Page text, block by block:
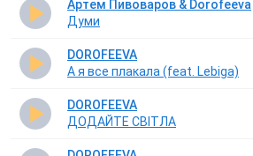
Артем Пивоваров & Dorofeeva
Думи
DOROFEEVA
А я все плакала (feat. Lebiga)
DOROFEEVA
ДОДАЙТЕ СВІТЛА